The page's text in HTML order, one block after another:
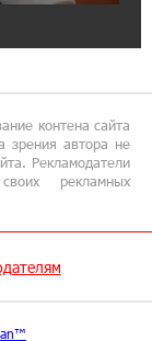
с трона.
мирного
и
контена сайта
зрения автора не
Рекламодатели
рекламных